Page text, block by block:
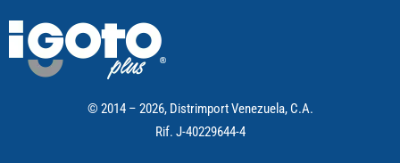
© 2014 – 2026, Distrimport Venezuela, C.A.
Rif. J-40229644-4